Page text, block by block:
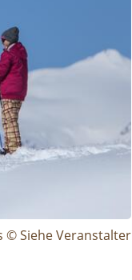
© Siehe Veranstalter